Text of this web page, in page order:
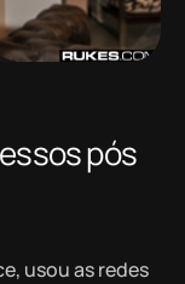
pós
usou as redes